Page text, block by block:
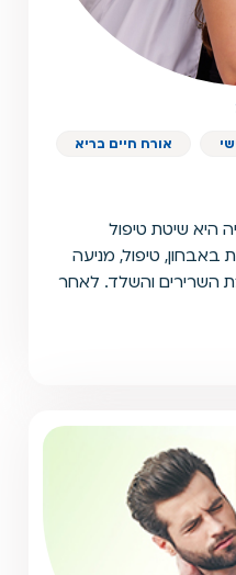
אורח חיים בריא
היא שיטת טיפול
טיפול, מניעה
השרירים והשלד. לאחר